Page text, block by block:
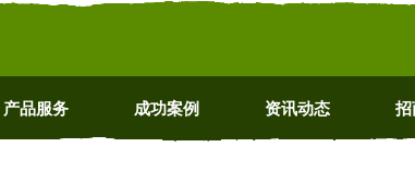
产品服务 成功案例 资讯动态 招